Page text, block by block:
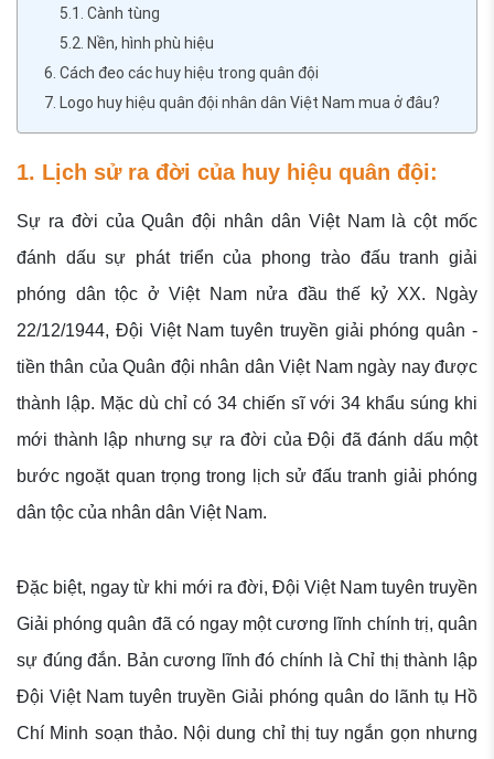
5.1. Cành tùng
5.2. Nền, hình phù hiệu
6. Cách đeo các huy hiệu trong quân đội
7. Logo huy hiệu quân đội nhân dân Việt Nam mua ở đâu?
1. Lịch sử ra đời của huy hiệu quân đội:
Sự ra đời của Quân đội nhân dân Việt Nam là cột mốc
đánh dấu sự phát triển của phong trào đấu tranh giải
phóng dân tộc ở Việt Nam nửa đầu thế kỷ XX. Ngày
22/12/1944, Đội Việt Nam tuyên truyền giải phóng quân -
tiền thân của Quân đội nhân dân Việt Nam ngày nay được
thành lập. Mặc dù chỉ có 34 chiến sĩ với 34 khẩu súng khi
mới thành lập nhưng sự ra đời của Đội đã đánh dấu một
bước ngoặt quan trọng trong lịch sử đấu tranh giải phóng
dân tộc của nhân dân Việt Nam.
Đặc biệt, ngay từ khi mới ra đời, Đội Việt Nam tuyên truyền
Giải phóng quân đã có ngay một cương lĩnh chính trị, quân
sự đúng đắn. Bản cương lĩnh đó chính là Chỉ thị thành lập
Đội Việt Nam tuyên truyền Giải phóng quân do lãnh tụ Hồ
Chí Minh soạn thảo. Nội dung chỉ thị tuy ngắn gọn nhưng